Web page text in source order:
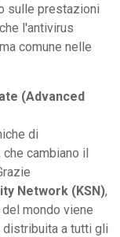
sulle prestazioni
l'antivirus
comune nelle
(Advanced
di
che cambiano il
Network (KSN),
mondo viene
a tutti gli